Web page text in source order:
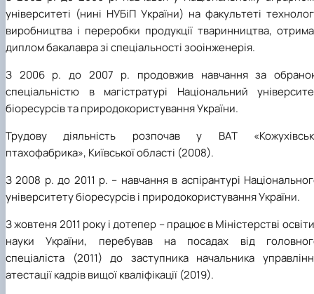
університеті (нині НУБіП України) на факультеті
виробництва і переробки продукції тваринництва,
диплом бакалавра зі спеціальності зооінженерія.
З 2006 р. до 2007 р. продовжив навчання за
спеціальністю в магістратурі Національний
біоресурсів та природокористування України.
Трудову діяльність розпочав у ВАТ
птахофабрика», Київської області (2008).
З 2008 р. до 2011 р. – навчання в аспірантурі
університету біоресурсів і природокористування України.
З жовтеня 2011 року і дотепер – працює в Міністерстві освіти
науки України, перебував на посадах від
спеціаліста (2011) до заступника начальника
атестації кадрів вищої кваліфікації (2019).